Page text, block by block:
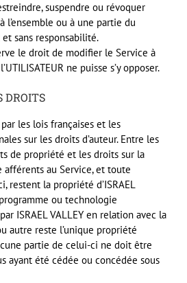
suspendre ou révoquer
l’ensemble ou à une partie du
sans responsabilité.
le droit de modifier le Service à
ne puisse s’y opposer.
DROITS
les lois françaises et les
sur les droits d’auteur. Entre les
de propriété et les droits sur la
au Service, et toute
restent la propriété d’ISRAEL
ou technologie
ISRAEL VALLEY en relation avec la
autre reste l’unique propriété
partie de celui-ci ne doit être
ayant été cédée ou concédée sous